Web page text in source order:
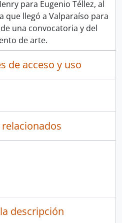
para Eugenio Téllez, al
que llegó a Valparaíso para
una convocatoria y del
de arte.
de acceso y uso
descripción